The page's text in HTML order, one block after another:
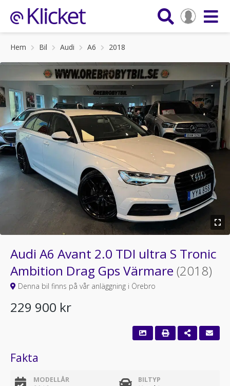
Hem Bil Audi A6 2018
Audi A6 Avant 2.0 TDI ultra S Tronic
Ambition Drag Gps Värmare (2018)
Denna bil finns på vår anläggning i Örebro
229 900 kr
Fakta
MODELLÅR BILTYP